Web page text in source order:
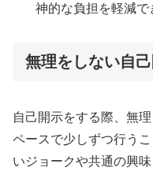
神的な負担を軽減で
無理をしない自
自己開示をする際、無
ペースで少しずつ行う
いジョークや共通の興